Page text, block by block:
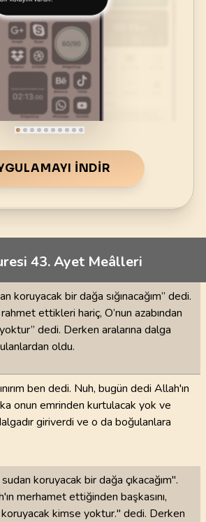
İNDIR
43. Ayet Meâlleri
koruyacak bir dağa sığınacağım” dedi.
ettikleri hariç, O’nun azabından
dedi. Derken aralarına dalga
oldu.
ben dedi. Nuh, bugün dedi Allah'ın
onun emrinden kurtulacak yok ve
giriverdi ve o da boğulanlara
koruyacak bir dağa çıkacağım".
merhamet ettiğinden başkasını,
kimse yoktur." dedi. Derken